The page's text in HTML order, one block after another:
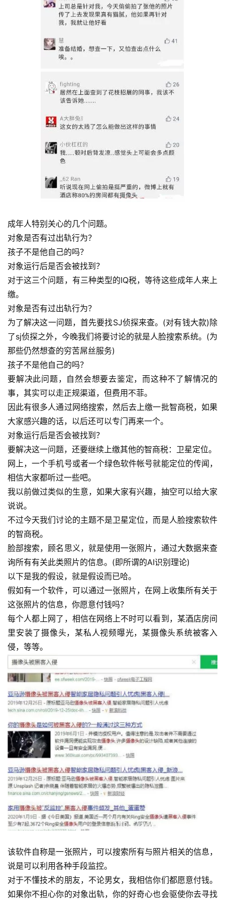
首
行
快
讯
开
成年人特别关心的几个问题。
对象是否有过出轨行为？
孩子不是他自己的吗？
对象运行后是否会被找到？
对于这三个问题，有三种类型的IQ税，等待这些成年人来上
缴。
对象是否有过出轨行为？
为了解决这一问题，首先要找SJ侦探来查。(对有钱大款)除
了sj侦探之外，今晚我们将要讨论的就是人脸搜索系统。(为
那些仍然想查的穷苦屌丝服务)
孩子不是他自己的吗？
要解决此问题，自然会想要去鉴定，而这种不了解情况的
事，其实可以走正规渠道，但费用不菲。
因此有很多人通过网络搜索，然后去上缴一批智商税，如果
大家感兴趣的话，以后还可以专门再来一个。
对象运行后是否会被找到？
要解决这一问题，还要继续上缴其他的智商税：卫星定位。
网上，一个手机号或者一个绿色软件帐号就能定位的传闻，
相信大家都听过一些吧。
我以前做过类似的生意，如果大家有兴趣，抽空可以给大家
说说。
不过今天我们讨论的主题不是卫星定位，而是人脸搜索软件
的智商税。
脸部搜索，顾名思义，就是使用一张照片，通过大数据来查
询所有有关此类照片的信息。(即所谓的AI识别理论)
以下是我的假设，就是假设而已哈。
假如有一个软件，可以通过一张照片，在网上收集所有关于
这张照片的信息，你愿意付钱吗？
每个人都上网了，相信在网络上不时可以看到，某酒店房间
里安装了摄像头，某私人视频曝光，某摄像头系统被客入
侵，等等。
该软件自称是一张照片，可以搜索所有与照片相关的信息，
说是可以利用各种手段监控。
对于不懂技术的朋友，不论男女，我相信你们都愿意付钱。
如果你不担心你的对象出轨，你的好奇心也会驱使你去寻找